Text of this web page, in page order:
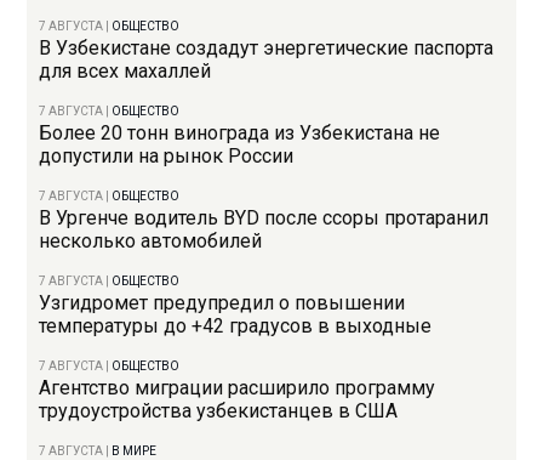
7 АВГУСТА ОБЩЕСТВО
В Узбекистане создадут энергетические паспорта
для всех махаллей
7 АВГУСТА ОБЩЕСТВО
Более 20 тонн винограда из Узбекистана не
допустили на рынок России
7 АВГУСТА ОБЩЕСТВО
В Ургенче водитель BYD после ссоры протаранил
несколько автомобилей
7 АВГУСТА ОБЩЕСТВО
Узгидромет предупредил о повышении
температуры до +42 градусов в выходные
7 АВГУСТА ОБЩЕСТВО
Агентство миграции расширило программу
трудоустройства узбекистанцев в США
7 АВГУСТА В МИРЕ